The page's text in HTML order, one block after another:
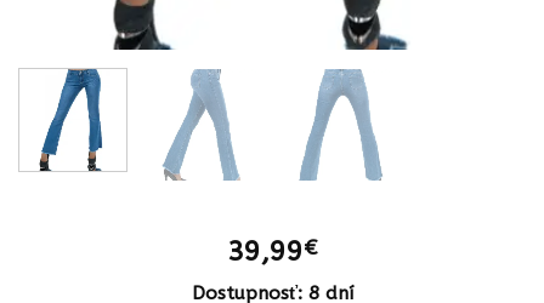
39,99€
Dostupnosť: 8 dní